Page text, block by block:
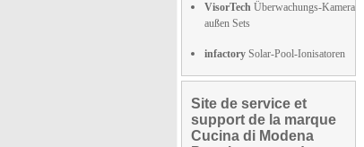
VisorTech Überwachungs-Kamera
außen Sets
infactory Solar-Pool-Ionisatoren
Site de service et
support de la marque
Cucina di Modena